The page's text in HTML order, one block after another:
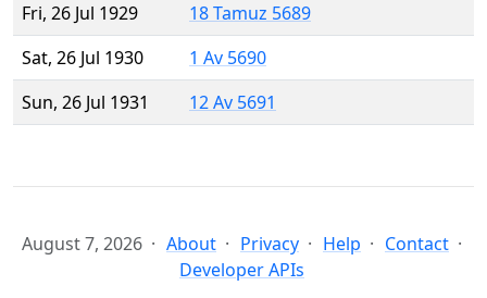
Fri, 26 Jul 1929
18 Tamuz 5689
Sat, 26 Jul 1930
1 Av 5690
Sun, 26 Jul 1931
12 Av 5691
August 7, 2026 About Privacy Help
Contact
Developer APIs